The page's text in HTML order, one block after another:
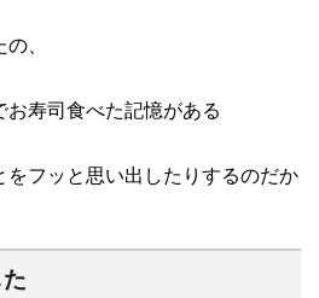
、
寿司食べた記憶がある
をフッと思い出したりするのだか